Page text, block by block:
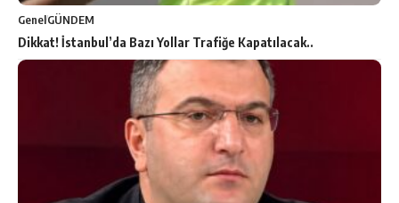
GenelGÜNDEM
Dikkat! İstanbul’da Bazı Yollar Trafiğe Kapatılacak..